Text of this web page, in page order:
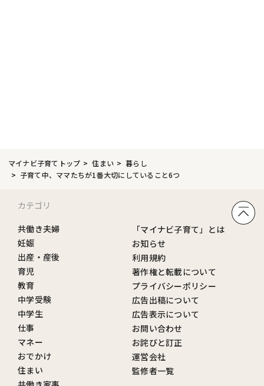
マイナビ子育てトップ 住まい
暮らし
子育て中、ママたちが1番大切にしていること6つ
カテゴリ
共働き夫婦
妊娠
出産・産後
育児
教育
中学受験
中学生
仕事
マネー
おでかけ
住まい
「マイナビ子育て」とは
お知らせ
利用規約
著作権と転載について
プライバシーポリシー
広告出稿について
広告表示について
お問い合わせ
お詫びと訂正
運営会社
監修者一覧